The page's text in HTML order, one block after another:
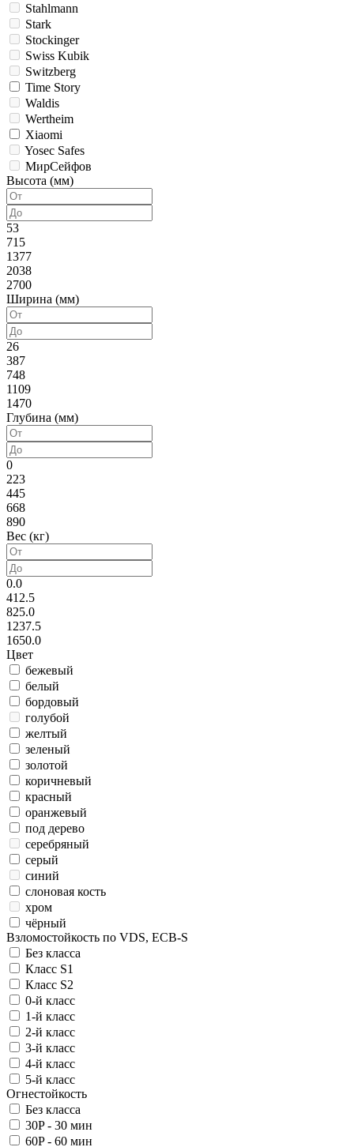
Stahlmann
Stark
Stockinger
Swiss Kubik
Switzberg
Time Story
Waldis
Wertheim
Xiaomi
Yosec Safes
МирСейфов
Высота (мм)
53
715
1377
2038
2700
Ширина (мм)
26
387
748
1109
1470
Глубина (мм)
0
223
445
668
890
Вес (кг)
0.0
412.5
825.0
1237.5
1650.0
Цвет
бежевый
белый
бордовый
голубой
желтый
зеленый
золотой
коричневый
красный
оранжевый
под дерево
серебряный
серый
синий
слоновая кость
хром
чёрный
Взломостойкость по VDS, ECB-S
Без класса
Класс S1
Класс S2
0-й класс
1-й класс
2-й класс
3-й класс
4-й класс
5-й класс
Огнестойкость
Без класса
30P - 30 мин
60P - 60 мин